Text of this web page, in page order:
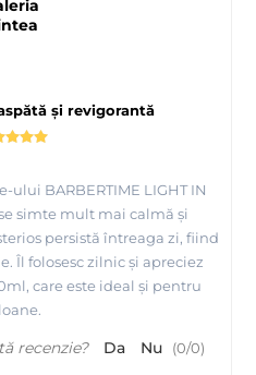
și revigorantă
BARBERTIME LIGHT IN
simte mult mai calmă și
persistă întreaga zi, fiind
Îl folosesc zilnic și apreciez
care este ideal și pentru
recenzie? Da Nu (0/0)